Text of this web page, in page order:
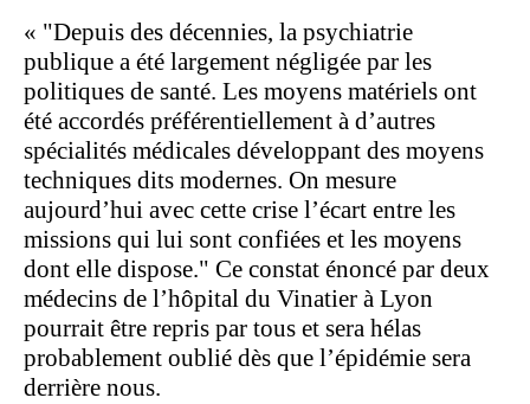
« "Depuis des décennies, la psychiatrie
publique a été largement négligée par les
politiques de santé. Les moyens matériels ont
été accordés préférentiellement à d’autres
spécialités médicales développant des moyens
techniques dits modernes. On mesure
aujourd’hui avec cette crise l’écart entre les
missions qui lui sont confiées et les moyens
dont elle dispose." Ce constat énoncé par deux
médecins de l’hôpital du Vinatier à Lyon
pourrait être repris par tous et sera hélas
probablement oublié dès que l’épidémie sera
derrière nous.